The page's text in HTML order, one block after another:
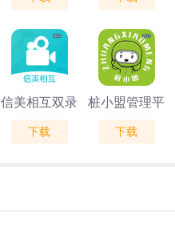
信美相互双录
V1.0.2
下载
桩小盟管理平
台V1.0
下载